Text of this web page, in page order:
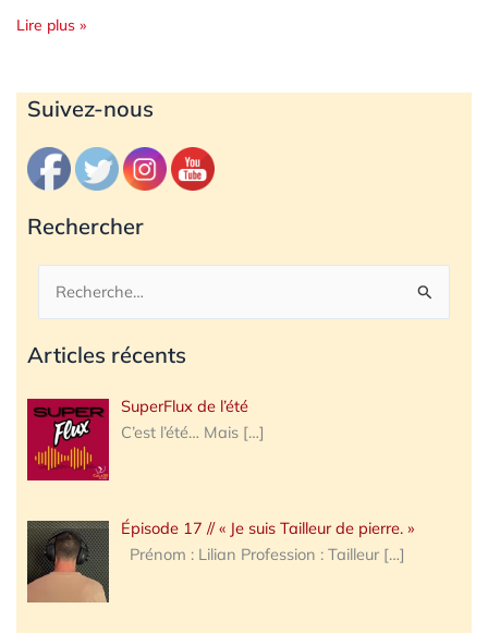
Lire plus »
Suivez-nous
Rechercher
Rechercher :
Articles récents
SuperFlux de l’été
C’est l’été… Mais […]
Épisode 17 // « Je suis Tailleur de pierre. »
Prénom : Lilian Profession : Tailleur […]
Archives